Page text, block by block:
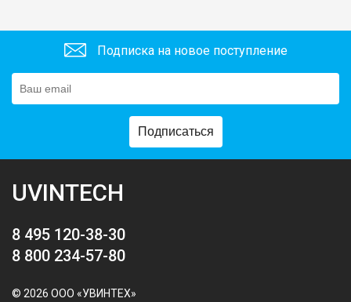
Подписка на новое поступление
Подписаться
UVINTECH
8 495 120-38-30
8 800 234-57-80
© 2026 ООО «УВИНТЕХ»